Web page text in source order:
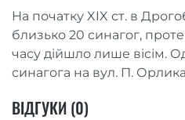
На початку XIX ст. в
близько 20 синагог,
часу дійшло лише вісім.
синагога на вул. П.
ВІДГУКИ (0)